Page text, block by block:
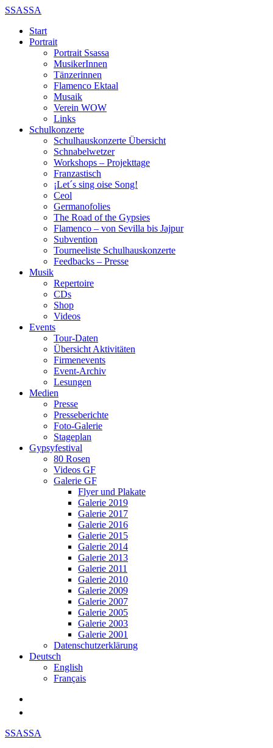
SSASSA
Start
Portrait
Portrait Ssassa
MusikerInnen
Tänzerinnen
Flamenco Ektaal
Musaik
Verein WOW
Links
Schulkonzerte
Schulhauskonzerte Übersicht
Schnabelwetzer
Workshops – Projekttage
Franzastisch
¡Let´s sing oise Song!
Ceol
Germanofolies
The Road of the Gypsies
Flamenco – von Sevilla bis Jajpur
Subvention
Tourneeliste Schulhauskonzerte
Feedbacks – Presse
Musik
Repertoire
CDs
Shop
Videos
Events
Tour-Daten
Übersicht Aktivitäten
Firmenevents
Event-Archiv
Lesungen
Medien
Presse
Presseberichte
Foto-Galerie
Stageplan
Gypsyfestival
80 Rosen
Videos GF
Galerie GF
Flyer und Plakate
Galerie 2019
Galerie 2017
Galerie 2016
Galerie 2015
Galerie 2014
Galerie 2013
Galerie 2011
Galerie 2010
Galerie 2009
Galerie 2007
Galerie 2005
Galerie 2003
Galerie 2001
Datenschutzerklärung
Deutsch
English
Français
SSASSA